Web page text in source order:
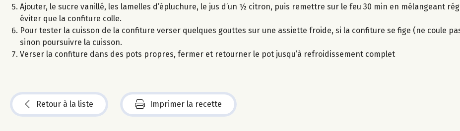
Ajouter, le sucre vanillé, les lamelles d’épluchure, le jus d’un ½ citron, puis remettre sur le feu 30 min en mélangeant
éviter que la confiture colle.
Pour tester la cuisson de la confiture verser quelques gouttes sur une assiette froide, si la confiture se fige (ne coule
sinon poursuivre la cuisson.
Verser la confiture dans des pots propres, fermer et retourner le pot jusqu’à refroidissement complet
Retour à la liste Imprimer la recette